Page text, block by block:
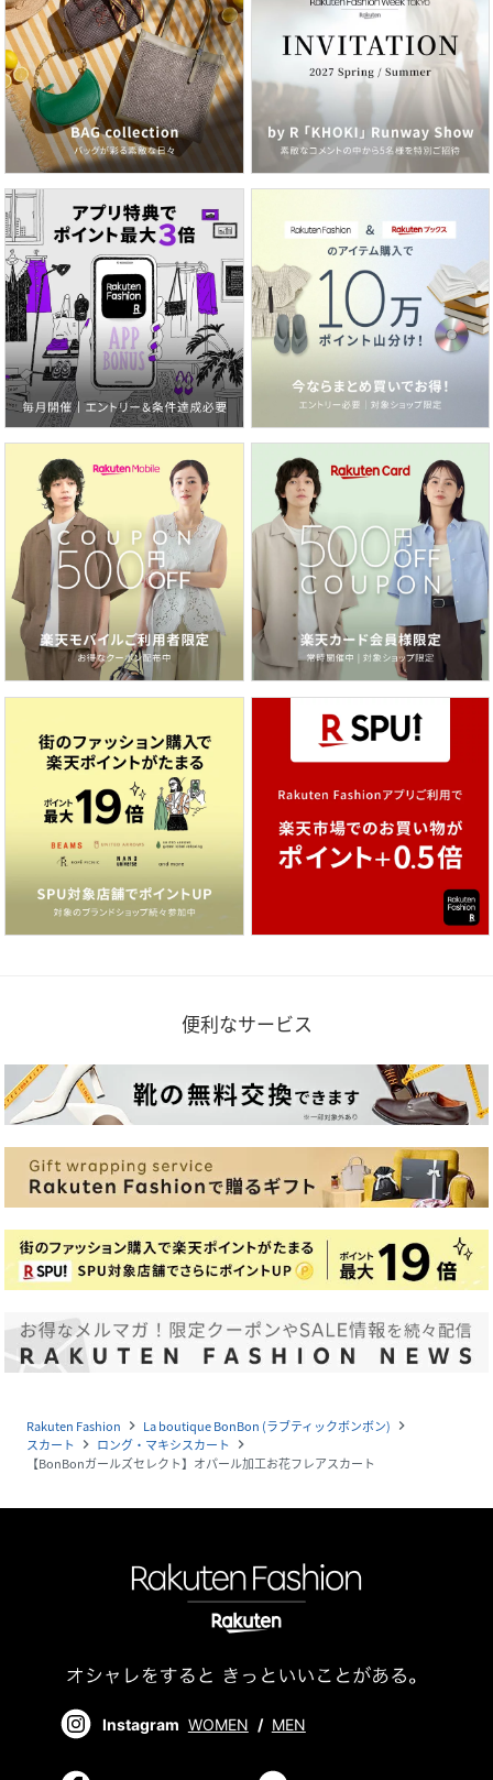
便利なサービス
Rakuten Fashion navigate_next La boutique BonBon (ラブティックボンボン) navigate_next
スカート navigate_next ロング・マキシスカート navigate_next
【BonBonガールズセレクト】オパール加工お花フレアスカート
Instagram WOMEN / MEN